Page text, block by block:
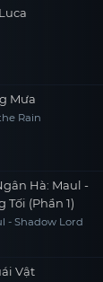
Mưa
Rain
Hà: Maul -
Tối (Phần 1)
- Shadow Lord
Vật